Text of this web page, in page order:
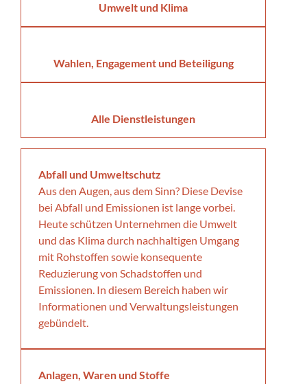
Umwelt und Klima
Wahlen, Engagement und Beteiligung
Alle Dienstleistungen
Abfall und Umweltschutz
Aus den Augen, aus dem Sinn? Diese Devise
bei Abfall und Emissionen ist lange vorbei.
Heute schützen Unternehmen die Umwelt
und das Klima durch nachhaltigen Umgang
mit Rohstoffen sowie konsequente
Reduzierung von Schadstoffen und
Emissionen. In diesem Bereich haben wir
Informationen und Verwaltungsleistungen
gebündelt.
Anlagen, Waren und Stoffe